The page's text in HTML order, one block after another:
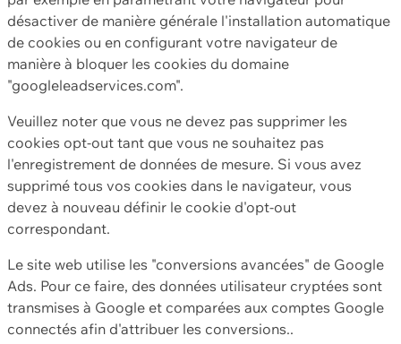
désactiver de manière générale l'installation automatique
de cookies ou en configurant votre navigateur de
manière à bloquer les cookies du domaine
"googleleadservices.com".
Veuillez noter que vous ne devez pas supprimer les
cookies opt-out tant que vous ne souhaitez pas
l'enregistrement de données de mesure. Si vous avez
supprimé tous vos cookies dans le navigateur, vous
devez à nouveau définir le cookie d'opt-out
correspondant.
Le site web utilise les "conversions avancées" de Google
Ads. Pour ce faire, des données utilisateur cryptées sont
transmises à Google et comparées aux comptes Google
connectés afin d'attribuer les conversions..